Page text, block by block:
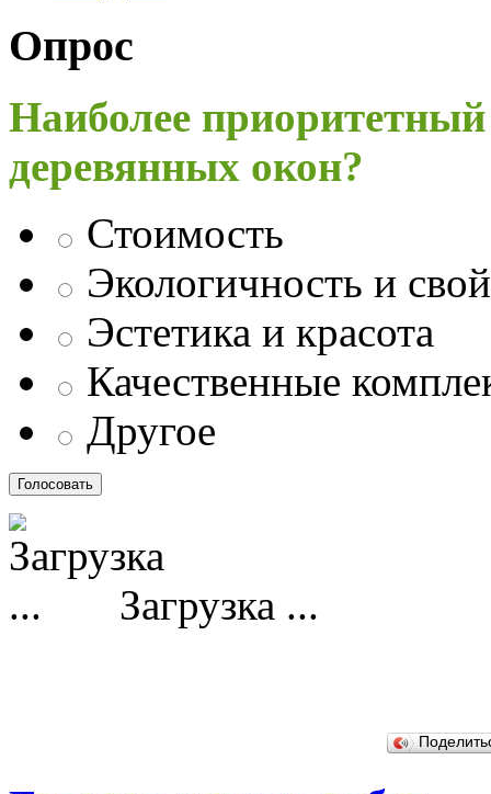
Опрос
Наиболее
деревянных окон?
Стоимость
Экологичность и
Эстетика и красота
Качественные
Другое
Загрузка ...